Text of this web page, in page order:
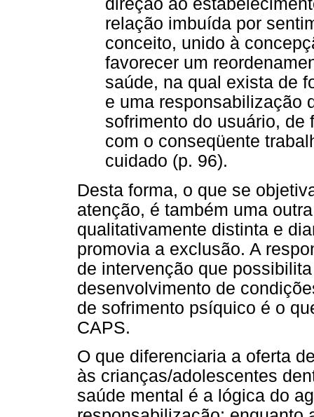
direção ao
relação imbuída por
conceito, unido à
favorecer um
saúde, na qual exista de
e uma responsabilização
sofrimento do usuário, de
com o conseqüente
cuidado (p. 96).
Desta forma, o que se
atenção, é também uma
qualitativamente distinta e
promovia a exclusão. A
de intervenção que
desenvolvimento de
de sofrimento psíquico é o
CAPS.
O que diferenciaria a oferta
às crianças/adolescentes
saúde mental é a lógica do